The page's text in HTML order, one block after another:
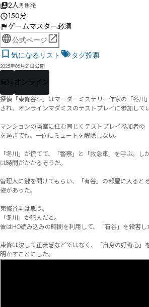
2人男性2名
150分
ゲームマスター必須
公式ページ
気になるリスト
タグ投票
2025年05月21日公開
有料 オンライン
探偵「東條谷斗」はマーダーミステリー作家の「冬川
され、オンラインマダミスのテストプレイに参加してい
マンションの隣室に住む同じくテストプレイ参加者の
を過ぎても、一向にミュートを解除しない。
「冬川」が慌てて、「警察」と「救急車」を呼ぶ。し
は時間がかかるそうだ。
管理人に鍵を開けてもらい、「有谷」の部屋に入ると
姿があった。
東條谷斗は思う。
「冬川」が犯人だと。
彼はHO読み込みの時間を利用して、「有谷」を殺害し
東條は決して正義感などではなく、「自身の好奇心」
明かすことにした。